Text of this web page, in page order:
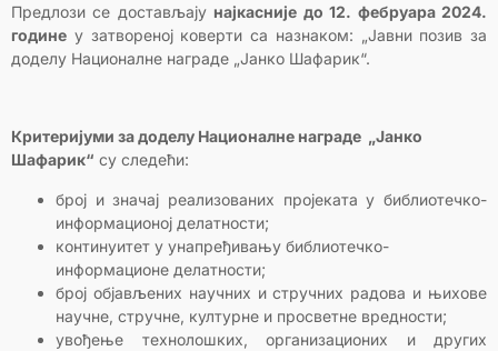
Предлози се достављају најкасније до 12. фебруара 2024.
године у затвореној коверти са назнаком: „Јавни позив за
доделу Националне награде „Јанко Шафарик“.
Критеријуми за доделу Националне награде „Јанко
Шафарик“ су следећи:
број и значај реализованих пројеката у библиотечко-
информационој делатности;
континуитет у унапређивању библиотечко-
информационе делатности;
број објављених научних и стручних радова и њихове
научне, стручне, културне и просветне вредности;
увођење технолошких, организационих и других